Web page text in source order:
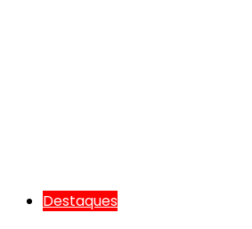
Destaques